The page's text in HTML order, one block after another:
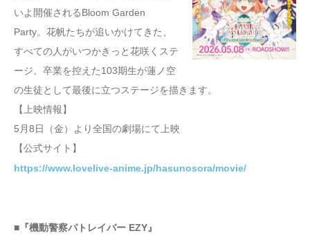
いよ開催されるBloom Garden
Party。花帆たちが追いかけてきた、
すべての人がいつかきっと花咲くステ
ージ。卒業を控えた103期生が蓮ノ空
の生徒として最後に立つステージを描きます。
【上映情報】
5月8日（金）より全国の劇場にて上映
【公式サイト】
https://www.lovelive-anime.jp/hasunosora/movie/
■『機動警察パトレイバー EZY』